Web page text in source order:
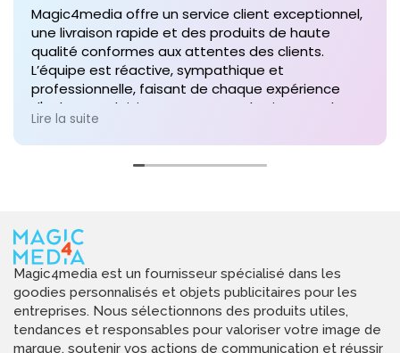
Magic4media offre un service client exceptionnel,
une livraison rapide et des produits de haute
qualité conformes aux attentes des clients.
L’équipe est réactive, sympathique et
professionnelle, faisant de chaque expérience
d'achat un plaisir. Je recommande vivement leurs
services pour toute commande future de produits
personnalisés !
Lire la suite
Magic4media est un fournisseur spécialisé dans les
goodies personnalisés et objets publicitaires pour les
entreprises. Nous sélectionnons des produits utiles,
tendances et responsables pour valoriser votre image de
marque, soutenir vos actions de communication et réussir